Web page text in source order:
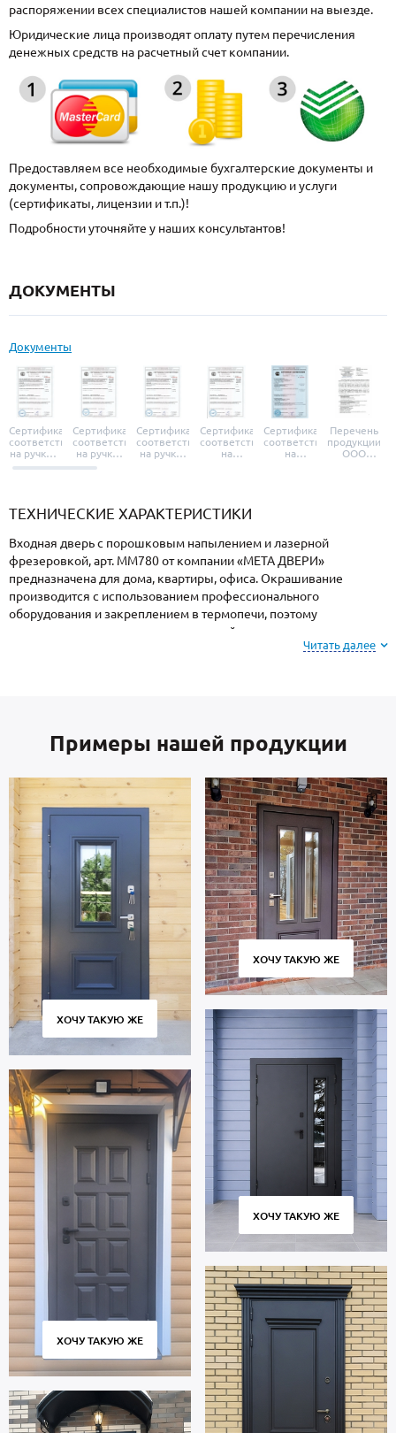
распоряжении всех специалистов нашей компании на выезде.
Юридические лица производят оплату путем перечисления
денежных средств на расчетный счет компании.
Предоставляем все необходимые бухгалтерские документы и
документы, сопровождающие нашу продукцию и услуги
(сертификаты, лицензии и т.п.)!
Подробности уточняйте у наших консультантов!
ДОКУМЕНТЫ
Документы
Сертификат
соответствия
на ручки и
броненакладки
Сертификат
соответствия
на ручки-
защелки
Сертификат
соответствия
на ручки-
Сертификат
соответствия
на
Сертификат
соответствия
на
Перечень
продукции
ООО
ТЕХНИЧЕСКИЕ ХАРАКТЕРИСТИКИ
Входная дверь с порошковым напылением и лазерной
фрезеровкой, арт. ММ780 от компании «МЕТА ДВЕРИ»
предназначена для дома, квартиры, офиса. Окрашивание
производится с использованием профессионального
оборудования и закреплением в термопечи, поэтому
поверхность имеет повышенную устойчивость к сколам и
царапинам, перепадам температур, повышенной влажности и
выбрать цвет и фактуру порошкового покрытия из
образцов у замерщика.
Створка и короб — сталь металлопрокат производства Россия,
толщиной 2 мм. Отделка внутри: МДФ. Взломостойкие замки
входят в комплект.
В полости створки имеется теплоизоляционный материал
пеноплекс. Уплотнители по периметру проема: 2 контура для
дополнительной защиты от шума.
Дверь порошок рассчитана на длительную эксплуатацию и
сохраняет работоспособность в течение 10 тысяч циклов
открытия и закрытия створки. Соблюдение технологии
изготовления, точное соответствие размеров и качественные
петли обеспечивают плотное прилегание полотна к коробу без
провисания и щелей.
Цена указана за стандартный размер 2000х800 мм. Гарантия 5
лет.
Позвоните в отдел продаж или оставьте заявку на сайте, чтобы
заказать дверь под ваш размер. Бесплатный вызов замерщика.
Быстрое изготовление. Доставка по Москве и Московской
области, установка «под ключ».
Читать далее
Примеры нашей продукции
ХОЧУ ТАКУЮ ЖЕ
ХОЧУ ТАКУЮ ЖЕ
ХОЧУ ТАКУЮ ЖЕ
ХОЧУ ТАКУЮ ЖЕ